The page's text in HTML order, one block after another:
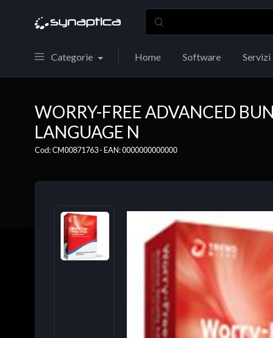
Categorie Home Software Servizi
WORRY-FREE ADVANCED
LANGUAGE N
Cod: CM00871763 - EAN: 0000000000000